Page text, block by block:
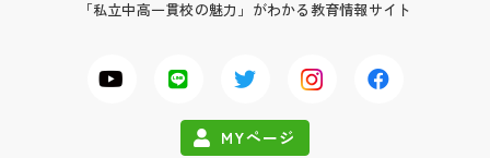
「私立中高一貫校の魅力」がわかる教育情報サイト
MYページ